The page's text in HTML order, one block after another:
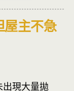
屋主不急
出現大量拋